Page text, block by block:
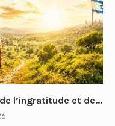
l’ingratitude et de...